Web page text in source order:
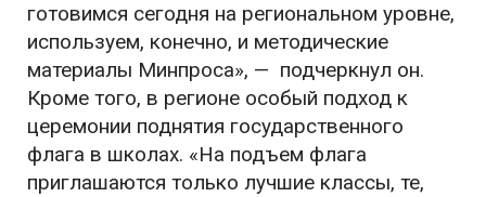
готовимся сегодня на региональном уровне,
используем, конечно, и методические
материалы Минпроса», — подчеркнул он.
Кроме того, в регионе особый подход к
церемонии поднятия государственного
флага в школах. «На подъем флага
приглашаются только лучшие классы, те,